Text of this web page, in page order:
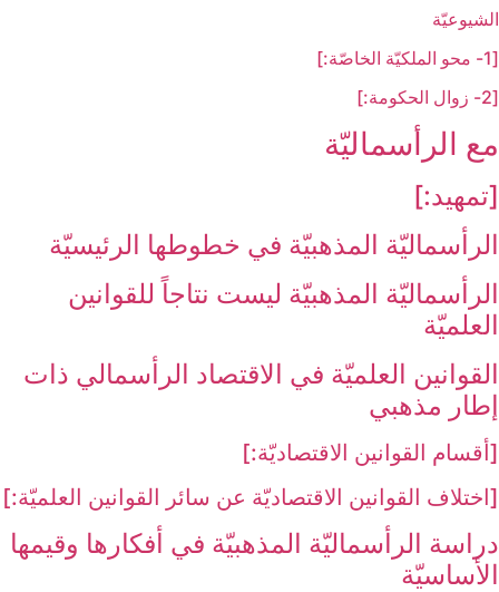
الشيوعيّة
[1- محو الملكيّة الخاصّة:]
[2- زوال الحكومة:]
مع الرأسماليّة
[تمهيد:]
الرأسماليّة المذهبيّة في خطوطها الرئيسيّة
الرأسماليّة المذهبيّة ليست نتاجاً للقوانين
العلميّة
القوانين العلميّة في الاقتصاد الرأسمالي ذات
إطار مذهبي‏
[أقسام القوانين الاقتصاديّة:]
[اختلاف القوانين الاقتصاديّة عن سائر القوانين العلميّة:]
دراسة الرأسماليّة المذهبيّة في أفكارها وقيمها
الأساسيّة